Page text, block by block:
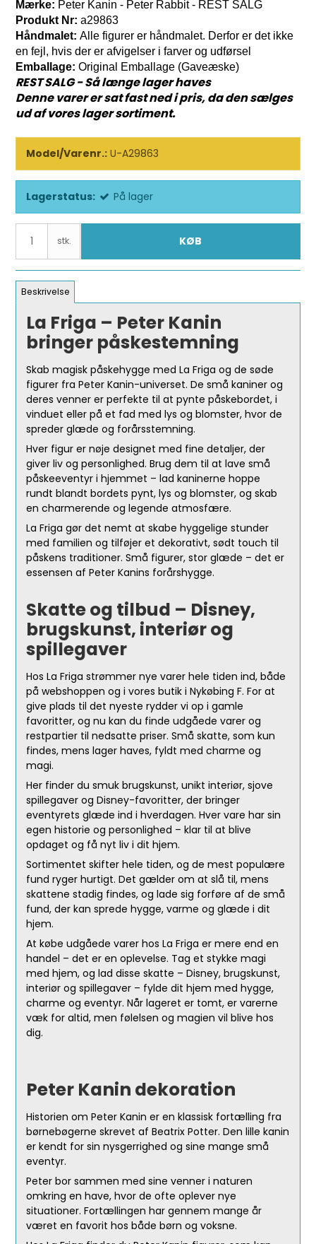
Mærke: Peter Kanin - Peter Rabbit - REST SALG
Produkt Nr: a29863
Håndmalet: Alle figurer er håndmalet. Derfor er det ikke
en fejl, hvis der er afvigelser i farver og udførsel
Emballage: Original Emballage (Gaveæske)
REST SALG - Så længe lager haves
Denne varer er sat fast ned i pris, da den sælges
ud af vores lager sortiment.
Model/Varenr.: U-A29863
Lagerstatus: På lager
stk. KØB
Beskrivelse
La Friga – Peter Kanin
bringer påskestemning
Skab magisk påskehygge med La Friga og de søde
figurer fra Peter Kanin-universet. De små kaniner og
deres venner er perfekte til at pynte påskebordet, i
vinduet eller på et fad med lys og blomster, hvor de
spreder glæde og forårsstemning.
Hver figur er nøje designet med fine detaljer, der
giver liv og personlighed. Brug dem til at lave små
påskeeventyr i hjemmet – lad kaninerne hoppe
rundt blandt bordets pynt, lys og blomster, og skab
en charmerende og legende atmosfære.
La Friga gør det nemt at skabe hyggelige stunder
med familien og tilføjer et dekorativt, sødt touch til
påskens traditioner. Små figurer, stor glæde – det er
essensen af Peter Kanins forårshygge.
Skatte og tilbud – Disney,
brugskunst, interiør og
spillegaver
Hos La Friga strømmer nye varer hele tiden ind, både
på webshoppen og i vores butik i Nykøbing F. For at
give plads til det nyeste rydder vi op i gamle
favoritter, og nu kan du finde udgåede varer og
restpartier til nedsatte priser. Små skatte, som kun
findes, mens lager haves, fyldt med charme og
magi.
Her finder du smuk brugskunst, unikt interiør, sjove
spillegaver og Disney-favoritter, der bringer
eventyrets glæde ind i hverdagen. Hver vare har sin
egen historie og personlighed – klar til at blive
opdaget og få nyt liv i dit hjem.
Sortimentet skifter hele tiden, og de mest populære
fund ryger hurtigt. Det gælder om at slå til, mens
skattene stadig findes, og lade sig forføre af de små
fund, der kan sprede hygge, varme og glæde i dit
hjem.
At købe udgåede varer hos La Friga er mere end en
handel – det er en oplevelse. Tag et stykke magi
med hjem, og lad disse skatte – Disney, brugskunst,
interiør og spillegaver – fylde dit hjem med hygge,
charme og eventyr. Når lageret er tomt, er varerne
væk for altid, men følelsen og magien vil blive hos
dig.
Peter Kanin dekoration
Historien om Peter Kanin er en klassisk fortælling fra
børnebøgerne skrevet af Beatrix Potter. Den lille kanin
er kendt for sin nysgerrighed og sine mange små
eventyr.
Peter bor sammen med sine venner i naturen
omkring en have, hvor de ofte oplever nye
situationer. Fortællingen har gennem mange år
været en favorit hos både børn og voksne.